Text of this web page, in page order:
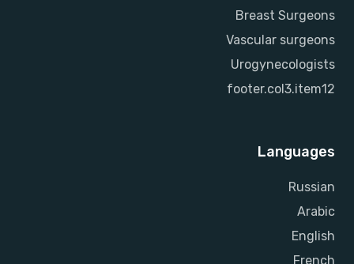
Breast Surgeons
Vascular surgeons
Urogynecologists
footer.col3.item12
Languages
Russian
Arabic
English
French